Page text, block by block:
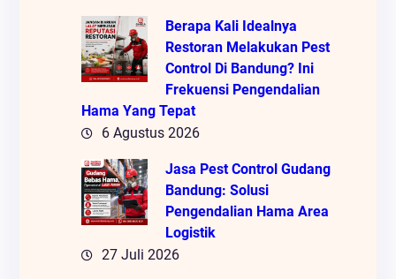
Berapa Kali Idealnya
Restoran Melakukan Pest
Control Di Bandung? Ini
Frekuensi Pengendalian
Hama Yang Tepat
6 Agustus 2026
Jasa Pest Control Gudang
Bandung: Solusi
Pengendalian Hama Area
Logistik
27 Juli 2026